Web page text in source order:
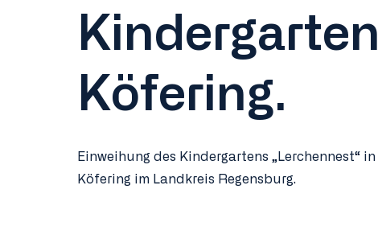
Kindergarten
Köfering.
Einweihung des Kindergartens „Lerchennest“ in
Köfering im Landkreis Regensburg.